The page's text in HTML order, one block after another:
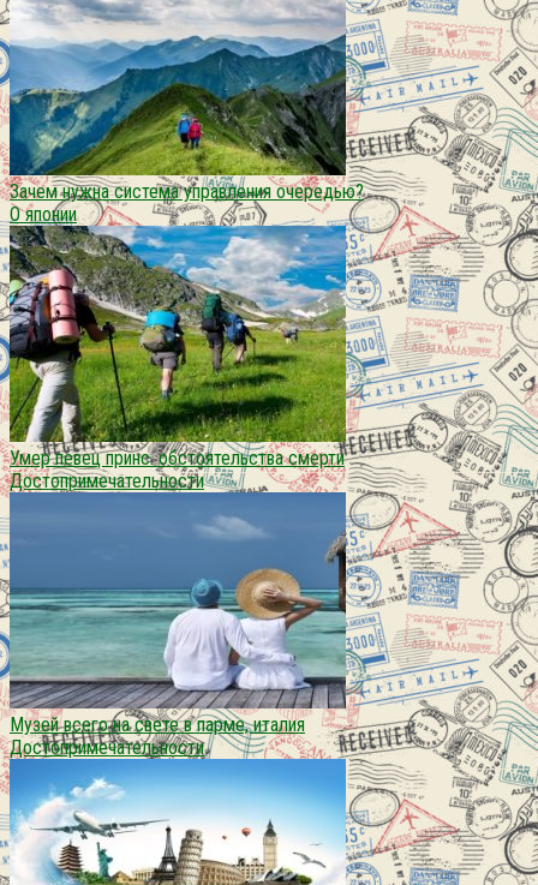
Зачем нужна система управления очередью?
О японии
Умер певец принс. обстоятельства смерти
Достопримечательности
Музей всего на свете в парме, италия
Достопримечательности